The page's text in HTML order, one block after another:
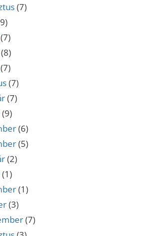
(7)
(7)
(8)
(7)
(7)
(7)
(9)
(6)
(5)
(2)
(1)
(1)
(3)
(7)